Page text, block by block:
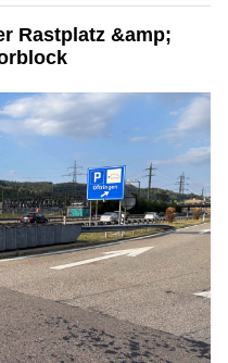
Rastplatz &amp;